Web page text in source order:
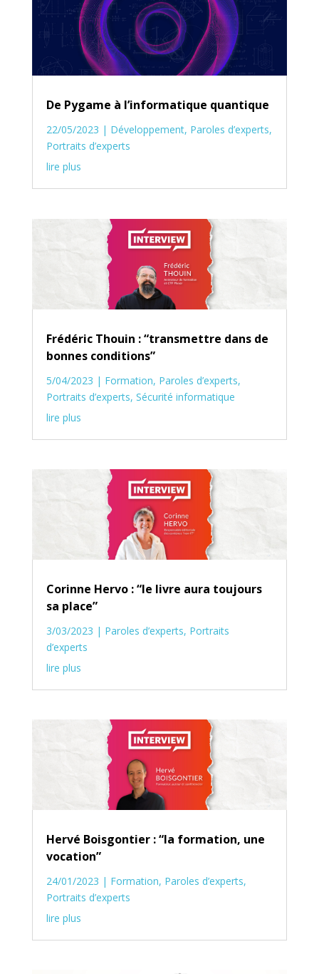
De Pygame à l’informatique quantique
22/05/2023 | Développement, Paroles d’experts,
Portraits d’experts
lire plus
Frédéric Thouin : “transmettre dans de
bonnes conditions”
5/04/2023 | Formation, Paroles d’experts,
Portraits d’experts, Sécurité informatique
lire plus
Corinne Hervo : “le livre aura toujours
sa place”
3/03/2023 | Paroles d’experts, Portraits
d’experts
lire plus
Hervé Boisgontier : “la formation, une
vocation”
24/01/2023 | Formation, Paroles d’experts,
Portraits d’experts
lire plus